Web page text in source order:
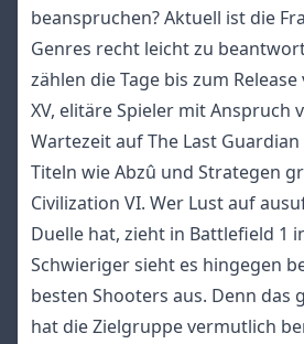
beanspruchen? Aktuell ist die
Genres recht leicht zu
zählen die Tage bis zum
XV, elitäre Spieler mit Anspruch
Wartezeit auf The Last
Titeln wie Abzû und Strategen
Civilization VI. Wer Lust auf
Duelle hat, zieht in Battlefield 1
Schwieriger sieht es hingegen
besten Shooters aus. Denn das
hat die Zielgruppe vermutlich